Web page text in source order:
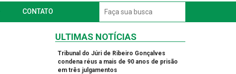
CONTATO
ULTIMAS NOTÍCIAS
Tribunal do Júri de Ribeiro Gonçalves
condena réus a mais de 90 anos de prisão
em três julgamentos